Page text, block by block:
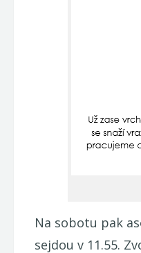
Na sobotu pak
sejdou v 11.55.